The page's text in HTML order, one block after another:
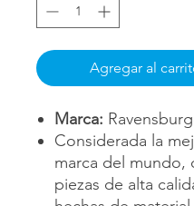
Agregar al
Marca:
Considerada la
marca del mundo,
piezas de alta